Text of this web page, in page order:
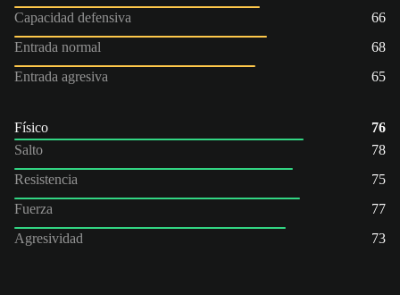
Capacidad defensiva
66
Entrada normal
68
Entrada agresiva
65
Físico
76
Salto
78
Resistencia
75
Fuerza
77
Agresividad
73